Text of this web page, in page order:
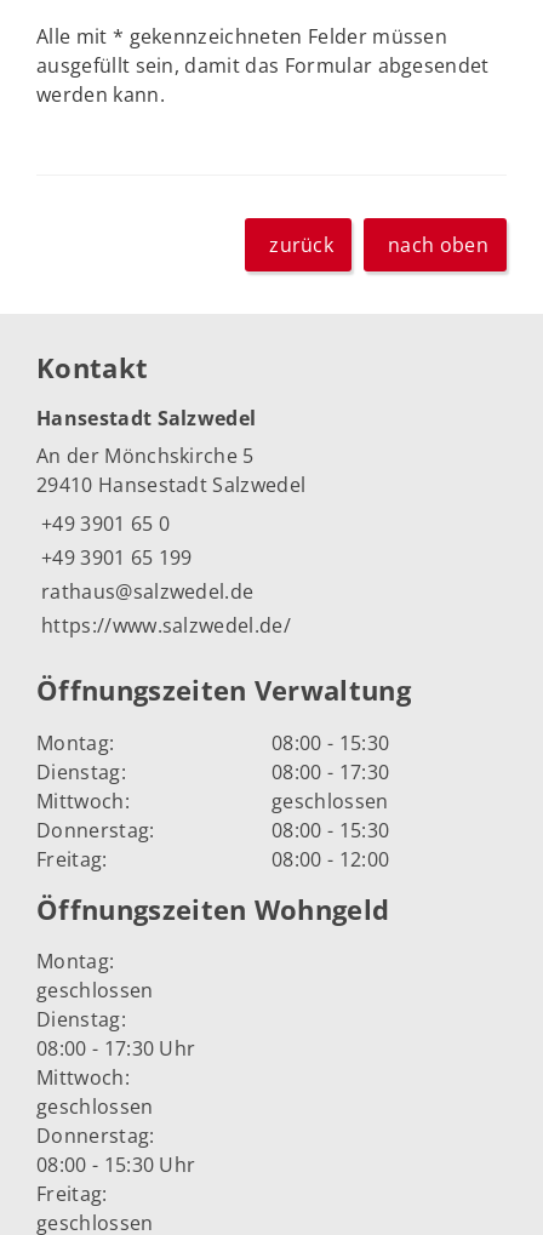
Alle mit * gekennzeichneten Felder müssen
ausgefüllt sein, damit das Formular abgesendet
werden kann.
zurück nach oben
Kontakt
Hansestadt Salzwedel
An der Mönchskirche 5
29410 Hansestadt Salzwedel
+49 3901 65 0
+49 3901 65 199
rathaus@salzwedel.de
https://www.salzwedel.de/
Öffnungszeiten Verwaltung
Montag:
08:00 - 15:30
Dienstag:
08:00 - 17:30
Mittwoch:
geschlossen
Donnerstag:
08:00 - 15:30
Freitag:
08:00 - 12:00
Öffnungszeiten Wohngeld
Montag:
geschlossen
Dienstag:
08:00 - 17:30 Uhr
Mittwoch:
geschlossen
Donnerstag:
08:00 - 15:30 Uhr
Freitag:
geschlossen